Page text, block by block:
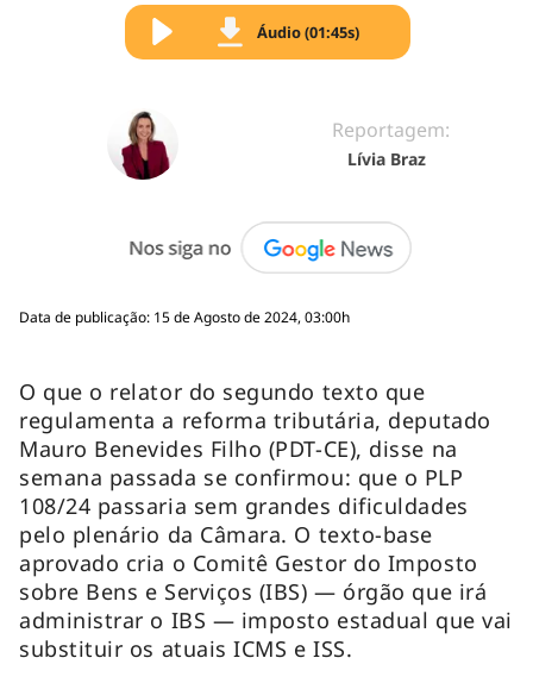
Áudio (01:45s)
Reportagem:
Lívia Braz
Data de publicação: 15 de Agosto de 2024, 03:00h
O que o relator do segundo texto que
regulamenta a reforma tributária, deputado
Mauro Benevides Filho (PDT-CE), disse na
semana passada se confirmou: que o PLP
108/24 passaria sem grandes dificuldades
pelo plenário da Câmara. O texto-base
aprovado cria o Comitê Gestor do Imposto
sobre Bens e Serviços (IBS) — órgão que irá
administrar o IBS — imposto estadual que vai
substituir os atuais ICMS e ISS.